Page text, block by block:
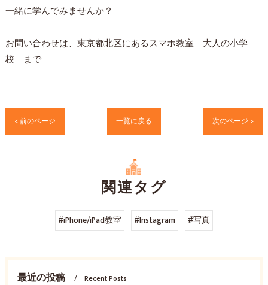
一緒に学んでみませんか？
お問い合わせは、東京都北区にあるスマホ教室 大人の小学
校 まで
< 前のページ 一覧に戻る 次のページ >
関連タグ
#iPhone/iPad教室 #Instagram #写真
最近の投稿 Recent Posts